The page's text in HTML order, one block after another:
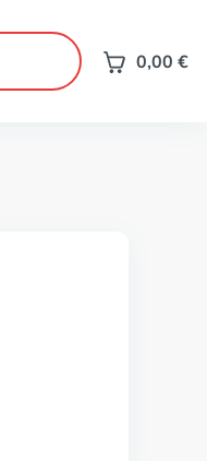
0,00 €